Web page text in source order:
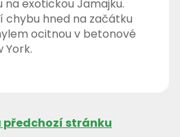
exotickou Jamajku.
chybu hned na začátku
ocitnou v betonové
York.
předchozí stránku